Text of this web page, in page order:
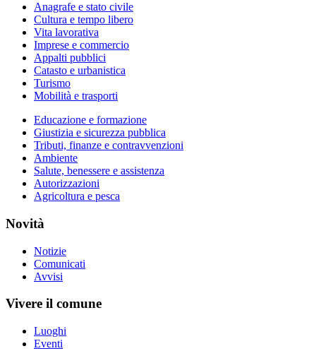
Anagrafe e stato civile
Cultura e tempo libero
Vita lavorativa
Imprese e commercio
Appalti pubblici
Catasto e urbanistica
Turismo
Mobilità e trasporti
Educazione e formazione
Giustizia e sicurezza pubblica
Tributi, finanze e contravvenzioni
Ambiente
Salute, benessere e assistenza
Autorizzazioni
Agricoltura e pesca
Novità
Notizie
Comunicati
Avvisi
Vivere il comune
Luoghi
Eventi